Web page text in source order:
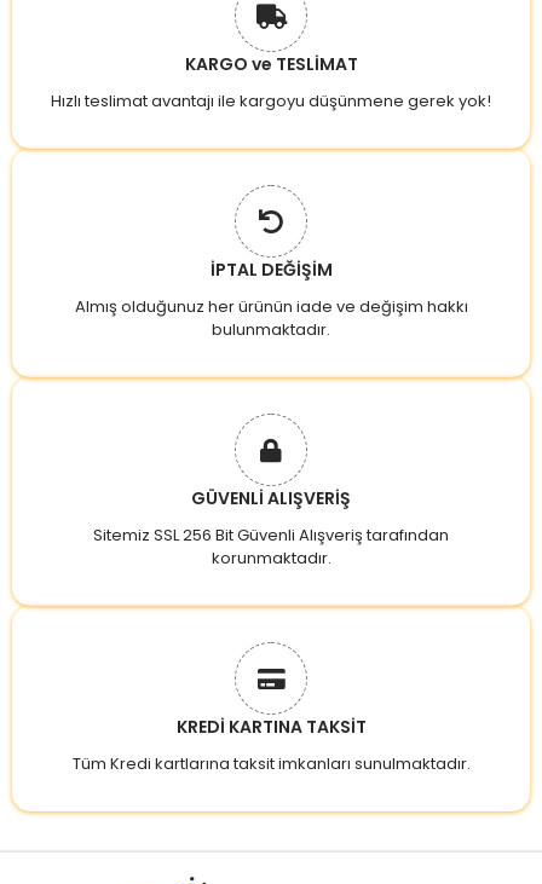
KARGO ve TESLİMAT
Hızlı teslimat avantajı ile kargoyu düşünmene gerek yok!
İPTAL DEĞİŞİM
Almış olduğunuz her ürünün iade ve değişim hakkı
bulunmaktadır.
GÜVENLİ ALIŞVERİŞ
Sitemiz SSL 256 Bit Güvenli Alışveriş tarafından
korunmaktadır.
KREDİ KARTINA TAKSİT
Tüm Kredi kartlarına taksit imkanları sunulmaktadır.